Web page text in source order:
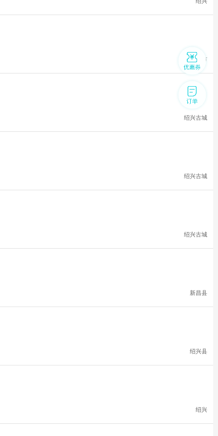
诸暨市
绍兴古城
绍兴古城
绍兴古城
新昌县
绍兴县
绍兴